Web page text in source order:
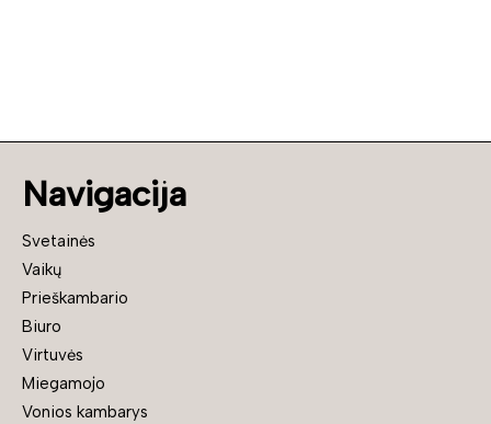
Navigacija
Svetainės
Vaikų
Prieškambario
Biuro
Virtuvės
Miegamojo
Vonios kambarys